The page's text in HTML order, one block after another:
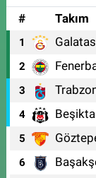
#
Takım
1
2
3
4
5
6